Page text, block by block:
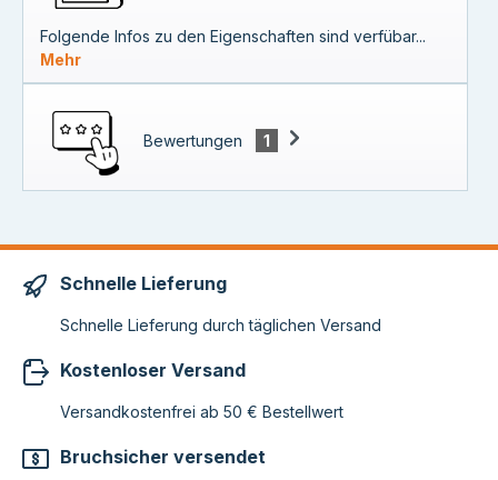
Folgende Infos zu den Eigenschaften sind verfübar...
Mehr
Bewertungen 1
Schnelle Lieferung
Schnelle Lieferung durch täglichen Versand
Kostenloser Versand
Versandkostenfrei ab 50 € Bestellwert
Bruchsicher versendet